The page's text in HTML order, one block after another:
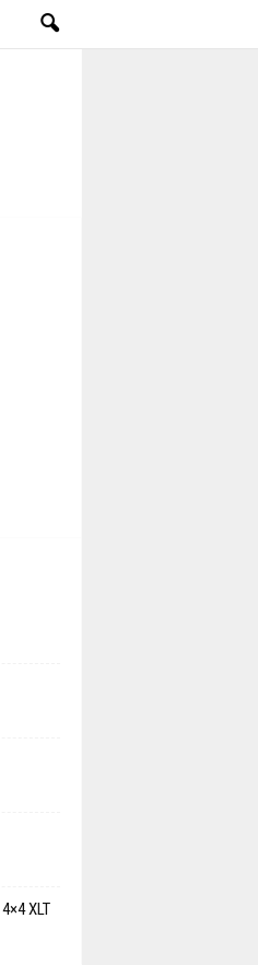
XLT